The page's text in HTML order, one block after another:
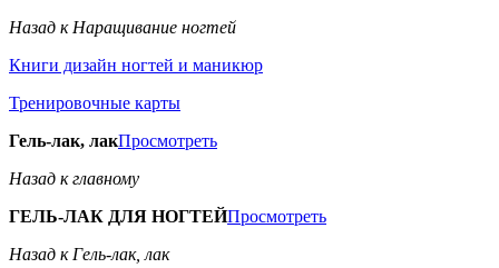
Назад к Наращивание ногтей
Книги дизайн ногтей и маникюр
Тренировочные карты
Гель-лак, лакПросмотреть
Назад к главному
ГЕЛЬ-ЛАК ДЛЯ НОГТЕЙПросмотреть
Назад к Гель-лак, лак